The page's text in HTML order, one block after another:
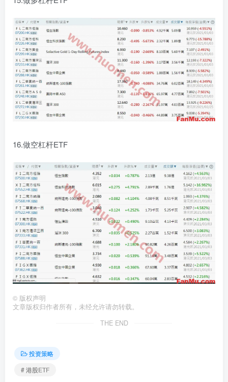
16.做空杠杆ETF
© 版权声明
文章版权归作者所有，未经允许请勿转载。
THE END
投资策略
# 港股ETF